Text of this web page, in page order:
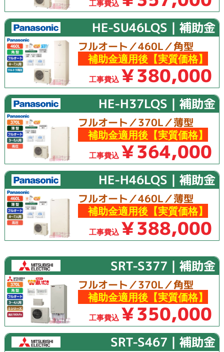
工事費込
HE-SU46LQS｜補助金
フルオート／460L／角型
補助金適用後【実質価格】
工事費込 ￥380,000
HE-H37LQS｜補助金
フルオート／370L／薄型
補助金適用後【実質価格】
工事費込 ￥364,000
HE-H46LQS｜補助金
フルオート／460L／薄型
補助金適用後【実質価格】
工事費込 ￥388,000
SRT-S377｜補助金
フルオート／370L／角型
補助金適用後【実質価格】
工事費込 ￥350,000
SRT-S467｜補助金